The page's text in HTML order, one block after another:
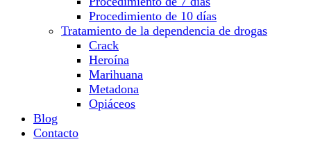
Procedimiento de 10 días
Tratamiento de la dependencia de drogas
Crack
Heroína
Marihuana
Metadona
Opiáceos
Blog
Contacto